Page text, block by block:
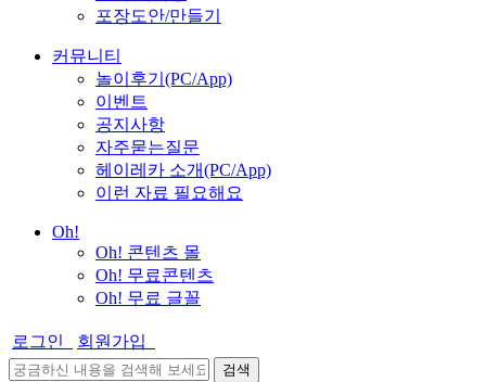
포장도안/만들기
커뮤니티
놀이후기(PC/App)
이벤트
공지사항
자주묻는질문
헤이레카 소개(PC/App)
이런 자료 필요해요
Oh!
Oh! 콘텐츠 몰
Oh! 무료콘텐츠
Oh! 무료 글꼴
로그인 회원가입
검색